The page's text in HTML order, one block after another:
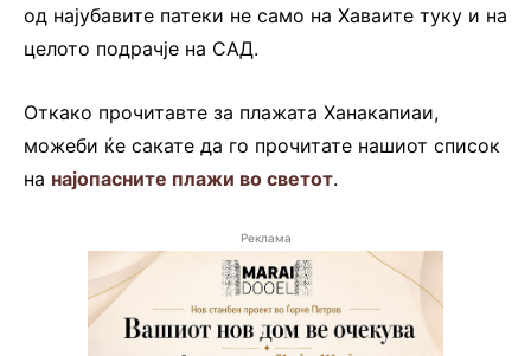
од најубавите патеки не само на Хаваите туку и на
целото подрачје на САД.
Откако прочитавте за плажата Ханакапиаи,
можеби ќе сакате да го прочитате нашиот список
на најопасните плажи во светот.
Реклама